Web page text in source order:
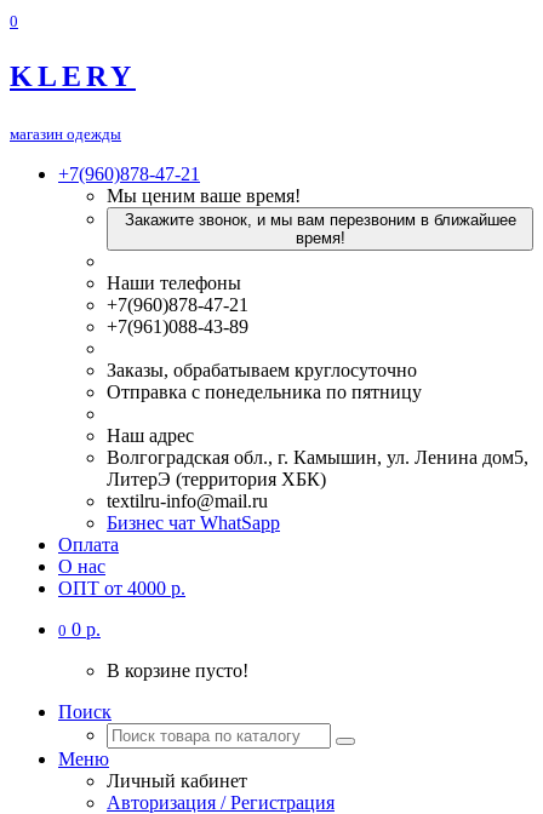
0
KLERY
магазин одежды
+7(960)878-47-21
Мы ценим ваше время!
Закажите звонок, и мы вам перезвоним в ближайшее
время!
Наши телефоны
+7(960)878-47-21
+7(961)088-43-89
Заказы, обрабатываем круглосуточно
Отправка с понедельника по пятницу
Наш адрес
Волгоградская обл., г. Камышин, ул. Ленина дом5,
ЛитерЭ (территория ХБК)
textilru-info@mail.ru
Бизнес чат WhatSapp
Оплата
О нас
ОПТ от 4000 р.
0 0 р.
В корзине пусто!
Поиск
Меню
Личный кабинет
Авторизация / Регистрация